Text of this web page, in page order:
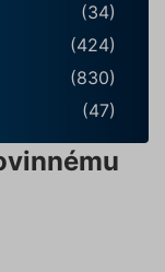
(34)
(424)
(830)
(47)